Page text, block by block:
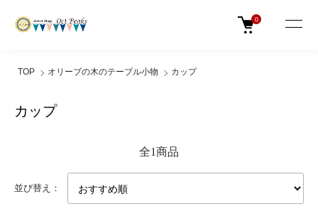
0
TOP オリーブの木のテーブル小物 カップ
カップ
全1商品
並び替え：